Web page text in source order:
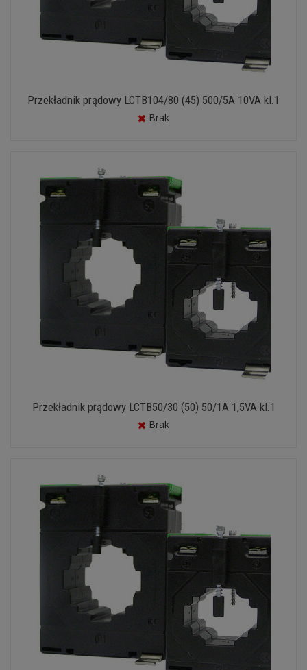
Przekładnik prądowy LCTB104/80 (45) 500/5A 10VA kl.1
Brak
Przekładnik prądowy LCTB50/30 (50) 50/1A 1,5VA kl.1
Brak